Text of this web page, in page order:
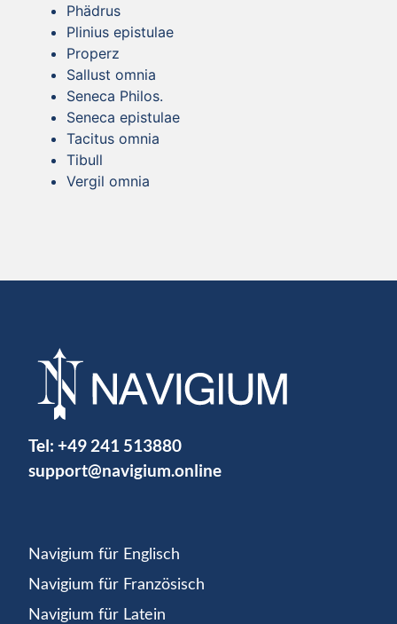
Phädrus
Plinius epistulae
Properz
Sallust omnia
Seneca Philos.
Seneca epistulae
Tacitus omnia
Tibull
Vergil omnia
Tel: +49 241 513880
support@navigium.online
Navigium für Englisch
Navigium für Französisch
Navigium für Latein